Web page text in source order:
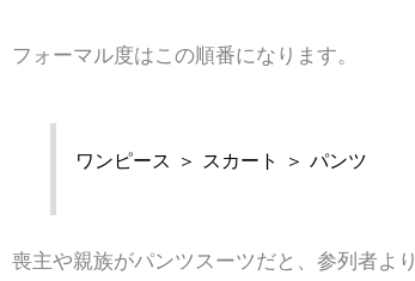
フォーマル度はこの順番になります。
ワンピース ＞ スカート ＞ パンツ
喪主や親族がパンツスーツだと、参列者よ